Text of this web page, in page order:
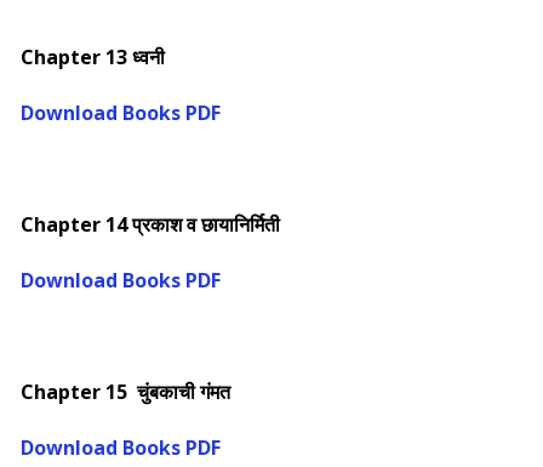
Chapter 13 ध्वनी
Download Books PDF
Chapter 14 प्रकाश व छायानिर्मिती
Download Books PDF
Chapter 15 चुंबकाची गंमत
Download Books PDF